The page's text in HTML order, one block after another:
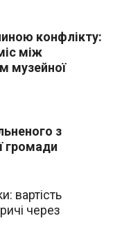
конфлікту:
між
музейної
з
громади
вартість
через